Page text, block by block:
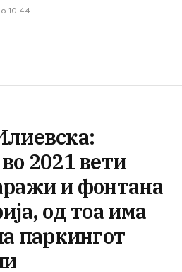
10:44
2021 вети
и фонтана
од тоа има
паркингот